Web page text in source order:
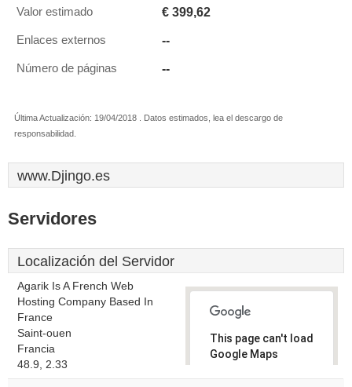
Valor estimado € 399,62
Enlaces externos --
Número de páginas --
Última Actualización: 19/04/2018 . Datos estimados, lea el descargo de
responsabilidad.
www.Djingo.es
Servidores
Localización del Servidor
Agarik Is A French Web
Hosting Company Based In
France
Saint-ouen
Francia
48.9, 2.33
This page can't load
Google Maps